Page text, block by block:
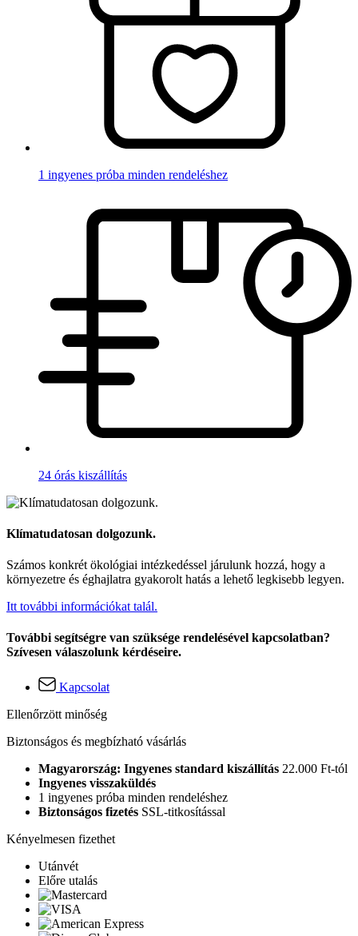
1 ingyenes próba minden rendeléshez
24 órás kiszállítás
Klímatudatosan dolgozunk.
Számos konkrét ökológiai intézkedéssel járulunk hozzá, hogy a
környezetre és éghajlatra gyakorolt hatás a lehető legkisebb legyen.
Itt további információkat talál.
További segítségre van szüksége rendelésével kapcsolatban?
Szívesen válaszolunk kérdéseire.
Kapcsolat
Ellenőrzött minőség
Biztonságos és megbízható vásárlás
Magyarország: Ingyenes standard kiszállítás 22.000 Ft-tól
Ingyenes visszaküldés
1 ingyenes próba minden rendeléshez
Biztonságos fizetés SSL-titkosítással
Kényelmesen fizethet
Utánvét
Előre utalás